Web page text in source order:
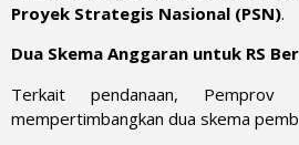
Proyek Strategis Nasional (PSN).
Dua Skema Anggaran untuk RS
Terkait pendanaan,
mempertimbangkan dua skema